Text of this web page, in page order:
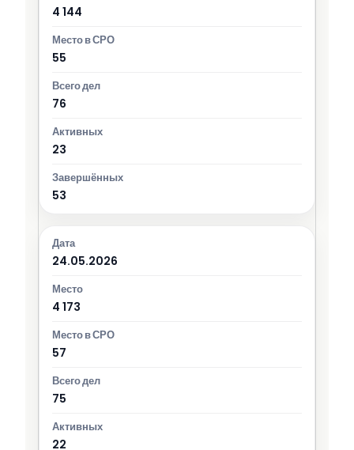
4 144
55
76
23
53
24.05.2026
4 173
57
75
22